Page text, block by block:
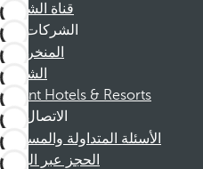
قناة الشكوى
الشركات
المنخرطين
الشركاء
Dorint Hotels & Resorts
الاتصال
الأسئلة المتداولة والمساعدة
الحجز عبر الهاتف